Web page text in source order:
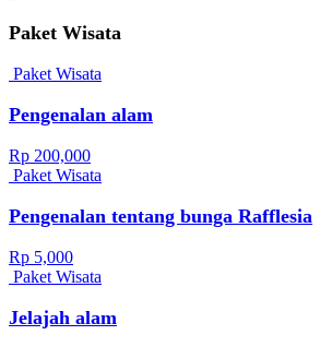
Paket Wisata
Paket Wisata
Pengenalan alam
Rp 200,000
Paket Wisata
Pengenalan tentang bunga Rafflesia
Rp 5,000
Paket Wisata
Jelajah alam